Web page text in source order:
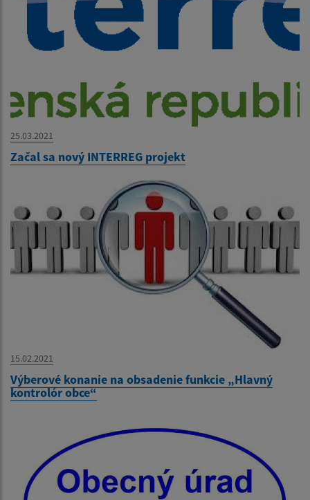
25.03.2021
Začal sa nový INTERREG projekt
15.02.2021
Výberové konanie na obsadenie funkcie „Hlavný
kontrolór obce“